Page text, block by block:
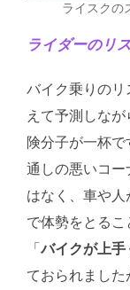
ライスクの
ライダーのリ
バイク乗りの
えて予測しな
険分子が一杯
通しの悪いコ
はなく、車や
で体勢をとる
「バイクが上手
ておられまし